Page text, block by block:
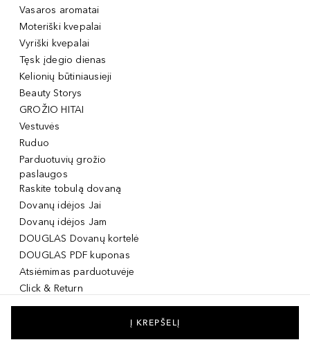
Vasaros aromatai
Moteriški kvepalai
Vyriški kvepalai
Tęsk įdegio dienas
Kelionių būtiniausieji
Beauty Storys
GROŽIO HITAI
Vestuvės
Ruduo
Parduotuvių grožio
paslaugos
Raskite tobulą dovaną
Dovanų idėjos Jai
Dovanų idėjos Jam
DOUGLAS Dovanų kortelė
DOUGLAS PDF kuponas
Atsiėmimas parduotuvėje
Click & Return
DOUGLAS Grožio Kortelė
Į KREPŠELĮ